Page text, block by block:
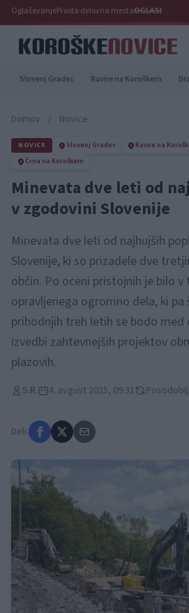
OglaševanjeProsta delovna mestaOGLASI
Slovenj Gradec Ravne na Koroškem
Domov / Novice
NOVICE Slovenj Gradec Ravne na
Črna na Koroškem
Minevata dve leti od
v zgodovini Slovenije
Minevata dve leti od najhujših
Slovenije, ki so prizadele dve
občin. Po oceni pristojnih je bilo v
opravljenega ogromno dela, ki pa
prihodnjih treh letih se bodo
izvedbi zahtevnejših projektov
plazovih.
S.R. 4. avgust 2025, 09:31
Deli: